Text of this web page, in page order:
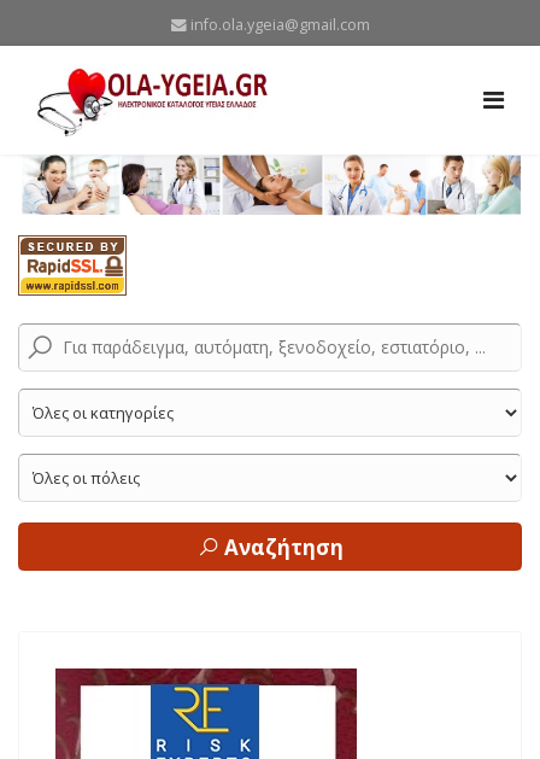
info.ola.ygeia@gmail.com
Αναζήτηση